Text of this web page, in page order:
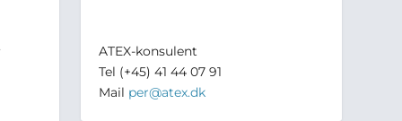
ATEX-konsulent
Tel (+45) 41 44 07 91
Mail per@atex.dk